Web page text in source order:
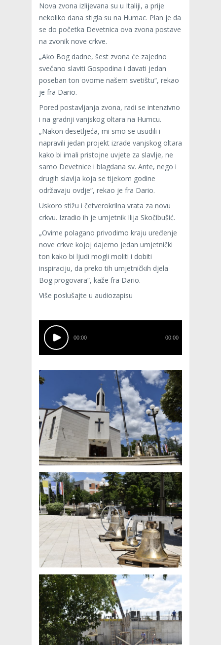
Nova zvona izlijevana su u Italiji, a prije
nekoliko dana stigla su na Humac. Plan je da
se do početka Devetnica ova zvona postave
na zvonik nove crkve.
„Ako Bog dadne, šest zvona će zajedno
svečano slaviti Gospodina i davati jedan
poseban ton ovome našem svetištu“, rekao
je fra Dario.
Pored postavljanja zvona, radi se intenzivno
i na gradnji vanjskog oltara na Humcu.
„Nakon desetljeća, mi smo se usudili i
napravili jedan projekt izrade vanjskog oltara
kako bi imali pristojne uvjete za slavlje, ne
samo Devetnice i blagdana sv. Ante, nego i
drugih slavlja koja se tijekom godine
održavaju ovdje“, rekao je fra Dario.
Uskoro stižu i četverokrilna vrata za novu
crkvu. Izradio ih je umjetnik Ilija Skočibušić.
„Ovime polagano privodimo kraju uređenje
nove crkve kojoj dajemo jedan umjetnički
ton kako bi ljudi mogli moliti i dobiti
inspiraciju, da preko tih umjetničkih djela
Bog progovara“, kaže fra Dario.
Više poslušajte u audiozapisu
00:00 00:00